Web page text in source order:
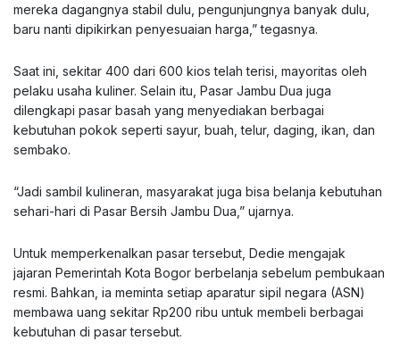
mereka dagangnya stabil dulu, pengunjungnya banyak dulu,
baru nanti dipikirkan penyesuaian harga,” tegasnya.
Saat ini, sekitar 400 dari 600 kios telah terisi, mayoritas oleh
pelaku usaha kuliner. Selain itu, Pasar Jambu Dua juga
dilengkapi pasar basah yang menyediakan berbagai
kebutuhan pokok seperti sayur, buah, telur, daging, ikan, dan
sembako.
“Jadi sambil kulineran, masyarakat juga bisa belanja kebutuhan
sehari-hari di Pasar Bersih Jambu Dua,” ujarnya.
Untuk memperkenalkan pasar tersebut, Dedie mengajak
jajaran Pemerintah Kota Bogor berbelanja sebelum pembukaan
resmi. Bahkan, ia meminta setiap aparatur sipil negara (ASN)
membawa uang sekitar Rp200 ribu untuk membeli berbagai
kebutuhan di pasar tersebut.